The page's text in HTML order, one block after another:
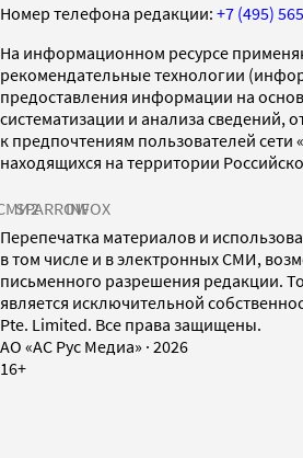
Номер телефона редакции: +7 (495)
На информационном ресурсе
рекомендательные технологии
предоставления информации на
систематизации и анализа сведений,
к предпочтениям пользователей сети
находящихся на территории
SPARROWINFOX
Перепечатка материалов и
в том числе и в электронных СМИ,
письменного разрешения редакции.
является исключительной
Pte. Limited. Все права защищены.
AO «АС Рус Медиа» · 2026
16+